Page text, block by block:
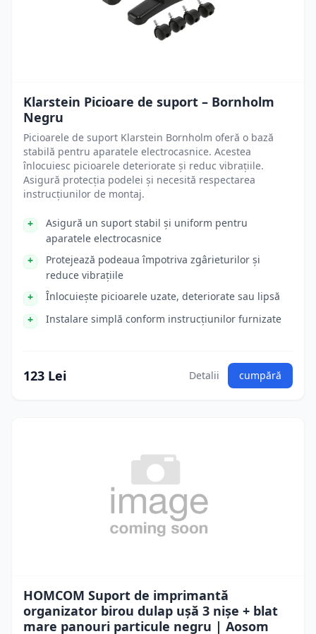
Klarstein Picioare de suport – Bornholm
Negru
Picioarele de suport Klarstein Bornholm oferă o bază
stabilă pentru aparatele electrocasnice. Acestea
înlocuiesc picioarele deteriorate și reduc vibrațiile.
Asigură protecția podelei și necesită respectarea
instrucțiunilor de montaj.
Asigură un suport stabil și uniform pentru
aparatele electrocasnice
Protejează podeaua împotriva zgârieturilor și
reduce vibrațiile
Înlocuiește picioarele uzate, deteriorate sau lipsă
Instalare simplă conform instrucțiunilor furnizate
123 Lei Detalii cumpără
HOMCOM Suport de imprimantă
organizator birou dulap ușă 3 nișe + blat
mare panouri particule negru | Aosom